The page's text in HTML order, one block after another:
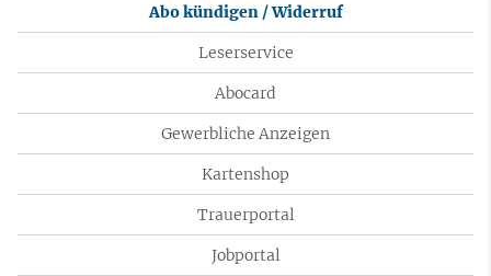
Abo kündigen / Widerruf
Leserservice
Abocard
Gewerbliche Anzeigen
Kartenshop
Trauerportal
Jobportal